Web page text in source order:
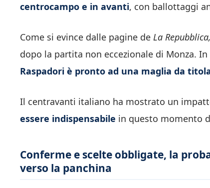
centrocampo e in avanti, con ballottaggi
Come si evince dalle pagine de La Repubblica,
dopo la partita non eccezionale di Monza.
Raspadori è pronto ad una maglia da
Il centravanti italiano ha mostrato un
essere indispensabile in questo momento
Conferme e scelte obbligate, la
verso la panchina